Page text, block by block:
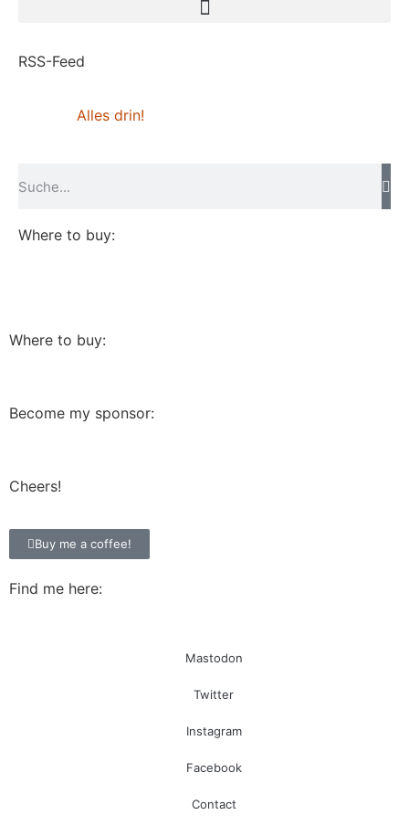
RSS-Feed
Alles drin!
Where to buy:
Where to buy:
Become my sponsor:
Cheers!
Buy me a coffee!
Find me here:
Mastodon
Twitter
Instagram
Facebook
Contact